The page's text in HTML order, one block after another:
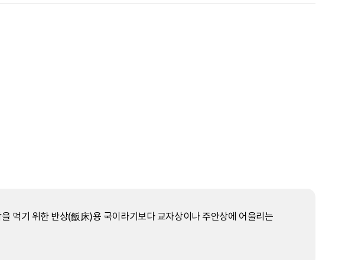
먹기 위한 반상(飯床)용 국이라기보다 교자상이나 주안상에 어울리는